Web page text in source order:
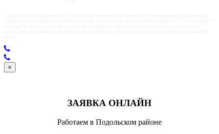
×
ЗАЯВКА ОНЛАЙН
Работаем в Подольском районе